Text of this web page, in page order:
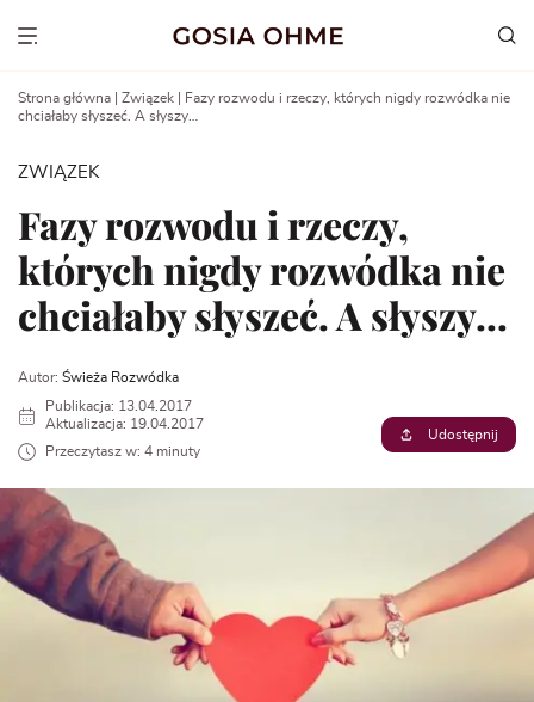
Show menu
Strona główna Związek
Fazy rozwodu i rzeczy, których nigdy rozwódka nie
chciałaby słyszeć. A słyszy…
ZWIĄZEK
Fazy rozwodu i rzeczy,
których nigdy rozwódka nie
chciałaby słyszeć. A słyszy…
Autor: Świeża Rozwódka
Publikacja: 13.04.2017
Aktualizacja: 19.04.2017
Przeczytasz w: 4 minuty
Udostępnij